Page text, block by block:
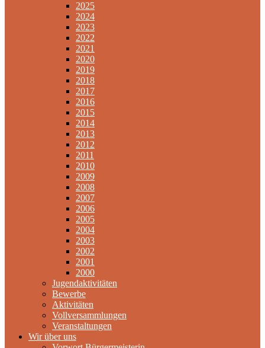
2025
2024
2023
2022
2021
2020
2019
2018
2017
2016
2015
2014
2013
2012
2011
2010
2009
2008
2007
2006
2005
2004
2003
2002
2001
2000
Jugendaktivitäten
Bewerbe
Aktivitäten
Vollversammlungen
Veranstaltungen
Wir über uns